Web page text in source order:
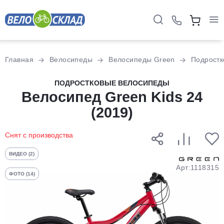
Главная Велосипеды Велосипеды Green
ПОДРОСТКОВЫЕ ВЕЛОСИПЕДЫ
Велосипед Green Kids 24
(2019)
Снят с производства
ВИДЕО (2)
ФОТО (14)
Арт:1118315
Разбейте
оплатуна части
без переплат
График платежей